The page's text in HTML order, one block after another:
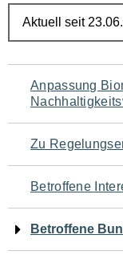
Navigation
für
den
Anpassung
Zu
Betroffene
Betroffene